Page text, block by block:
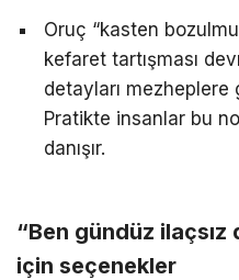
Oruç “kasten
kefaret tartışması
detayları mezheplere
Pratikte insanlar bu
danışır.
“Ben gündüz
için seçenekler